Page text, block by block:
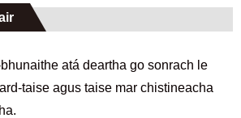
atá deartha go sonrach le
taise agus taise mar chistineacha